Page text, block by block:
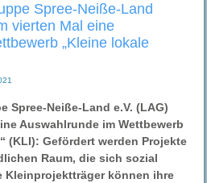
Spree-Neiße-Land
vierten Mal eine
„Kleine lokale
Spree-Neiße-Land e.V. (LAG)
Auswahlrunde im Wettbewerb
(KLI): Gefördert werden Projekte
Raum, die sich sozial
Kleinprojektträger können ihre